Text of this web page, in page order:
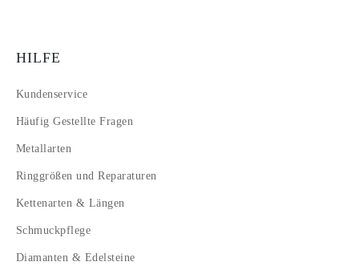
HILFE
Kundenservice
Häufig Gestellte Fragen
Metallarten
Ringgrößen und Reparaturen
Kettenarten & Längen
Schmuckpflege
Diamanten & Edelsteine